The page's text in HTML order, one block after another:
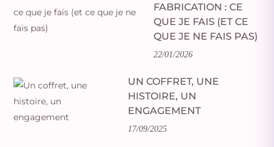
FABRICATION : CE
QUE JE FAIS (ET CE
QUE JE NE FAIS PAS)
22/01/2026
UN COFFRET, UNE
HISTOIRE, UN
ENGAGEMENT
17/09/2025